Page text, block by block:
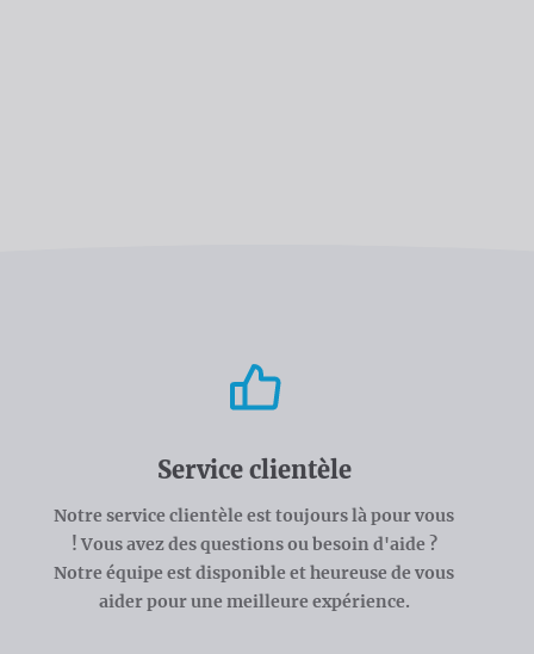
Service clientèle
Notre service clientèle est toujours là pour vous
! Vous avez des questions ou besoin d'aide ?
Notre équipe est disponible et heureuse de vous
aider pour une meilleure expérience.